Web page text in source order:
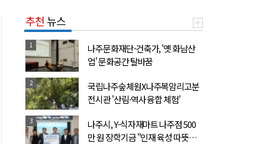
추천 뉴스
1
나주문화재단-건축가, '옛 화남산
업' 문화공간 탈바꿈
2
국립나주숲체원X나주복암리고분
전시관 '산림·역사 융합 체험'
3
나주시, Y-식자재마트 나주점 500
만 원 장학기금 "인재 육성 따뜻한